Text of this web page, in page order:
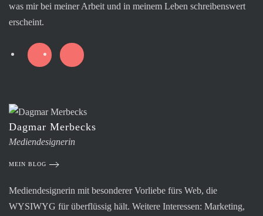
was mir bei meiner Arbeit und in meinem Leben schreibenswert
erscheint.
Dagmar Merbecks
Mediendesignerin
MEIN BLOG
Mediendesignerin mit besonderer Vorliebe fürs Web, die
WYSIWYG für überflüssig hält. Weitere Interessen: Marketing,